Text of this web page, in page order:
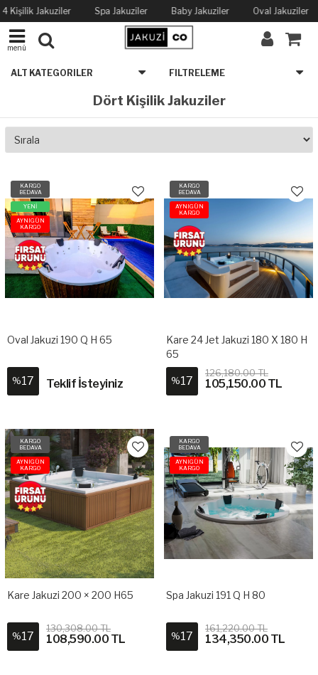
4 Kişilik Jakuziler Spa Jakuziler Baby Jakuziler Oval Jakuziler
menü
ALT KATEGORILER FILTRELEME
Dört Kişilik Jakuziler
KARGO
BEDAVA
YENİ
AYNIGÜN
KARGO
Oval Jakuzi 190 Q H 65
%17 Teklif İsteyiniz
KARGO
BEDAVA
AYNIGÜN
KARGO
Kare 24 Jet Jakuzi 180 X 180 H
65
%17
126,180.00 TL
105,150.00 TL
KARGO
BEDAVA
AYNIGÜN
KARGO
Kare Jakuzi 200 × 200 H65
%17
130,308.00 TL
108,590.00 TL
KARGO
BEDAVA
AYNIGÜN
KARGO
Spa Jakuzi 191 Q H 80
%17
161,220.00 TL
134,350.00 TL